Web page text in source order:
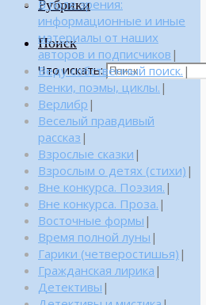
Рубрики
Поиск
Что искать:
В поле зрения:
информационные и иные
материалы от наших
авторов и подписчиков |
Веду собственный поиск. |
Венки, поэмы, циклы. |
Верлибр |
Веселый правдивый
рассказ |
Взрослые сказки |
Взрослым о детях (стихи) |
Вне конкурса. Поэзия. |
Вне конкурса. Проза. |
Восточные формы |
Время полной луны |
Гарики (четверостишья) |
Гражданская лирика |
Детективы |